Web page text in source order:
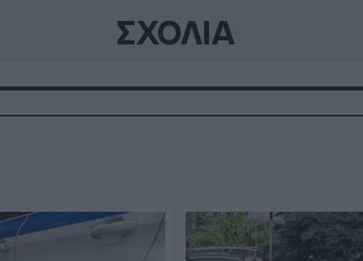
ΣΧΟΛΙΑ